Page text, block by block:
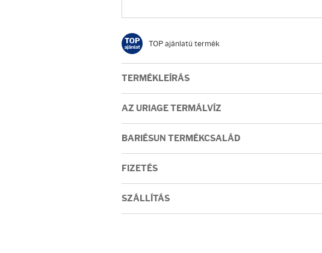
TOP ajánlatú termék
TERMÉKLEÍRÁS
AZ URIAGE TERMÁLVÍZ
BARIÉSUN TERMÉKCSALÁD
FIZETÉS
SZÁLLÍTÁS